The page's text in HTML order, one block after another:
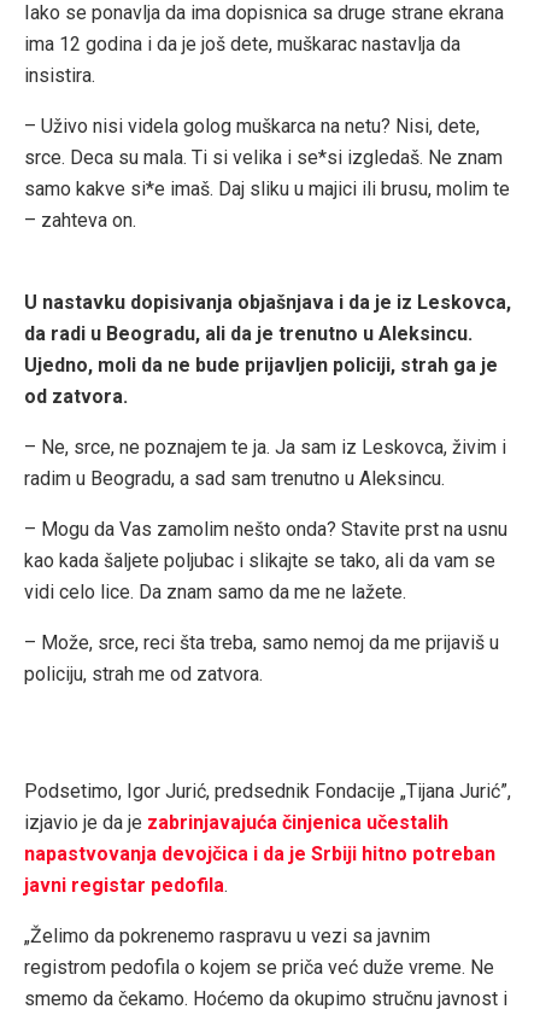
Iako se ponavlja da ima dopisnica sa druge strane ekrana
ima 12 godina i da je još dete, muškarac nastavlja da
insistira.
– Uživo nisi videla golog muškarca na netu? Nisi, dete,
srce. Deca su mala. Ti si velika i se*si izgledaš. Ne znam
samo kakve si*e imaš. Daj sliku u majici ili brusu, molim te
– zahteva on.
U nastavku dopisivanja objašnjava i da je iz Leskovca,
da radi u Beogradu, ali da je trenutno u Aleksincu.
Ujedno, moli da ne bude prijavljen policiji, strah ga je
od zatvora.
– Ne, srce, ne poznajem te ja. Ja sam iz Leskovca, živim i
radim u Beogradu, a sad sam trenutno u Aleksincu.
– Mogu da Vas zamolim nešto onda? Stavite prst na usnu
kao kada šaljete poljubac i slikajte se tako, ali da vam se
vidi celo lice. Da znam samo da me ne lažete.
– Može, srce, reci šta treba, samo nemoj da me prijaviš u
policiju, strah me od zatvora.
Podsetimo, Igor Jurić, predsednik Fondacije „Tijana Jurić”,
izjavio je da je zabrinjavajuća činjenica učestalih
napastvovanja devojčica i da je Srbiji hitno potreban
javni registar pedofila.
„Želimo da pokrenemo raspravu u vezi sa javnim
registrom pedofila o kojem se priča već duže vreme. Ne
smemo da čekamo. Hoćemo da okupimo stručnu javnost i